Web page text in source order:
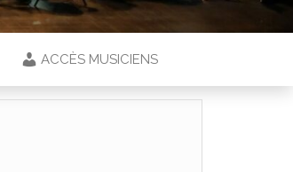
ACCÈS MUSICIENS